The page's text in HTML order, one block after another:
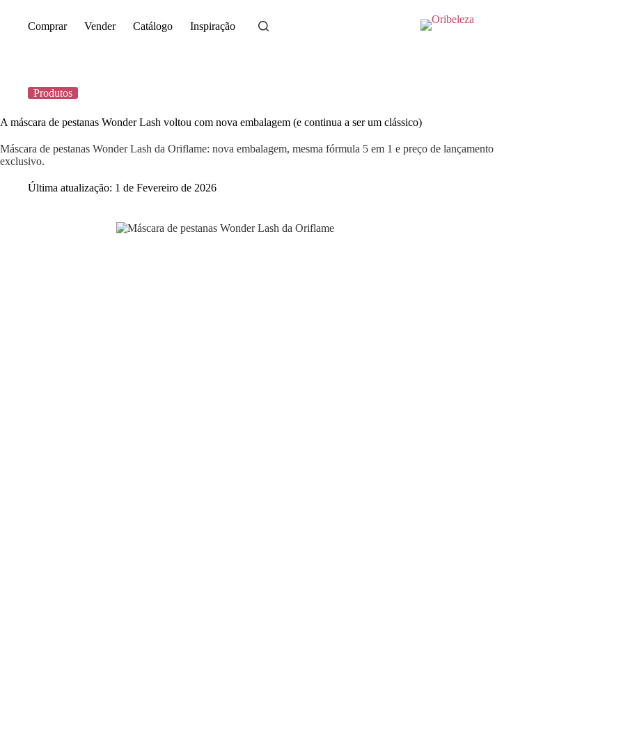
Comprar Vender Catálogo Inspiração
Produtos
A máscara de pestanas Wonder Lash voltou com nova embalagem (e continua a ser um clássico)
Máscara de pestanas Wonder Lash da Oriflame: nova embalagem, mesma fórmula 5 em 1 e preço de lançamento
exclusivo.
Última atualização: 1 de Fevereiro de 2026